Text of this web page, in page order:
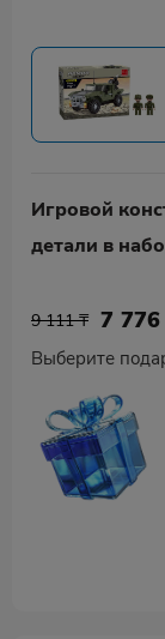
Игровой
детали в
9 111 ₸ 7
Выберите